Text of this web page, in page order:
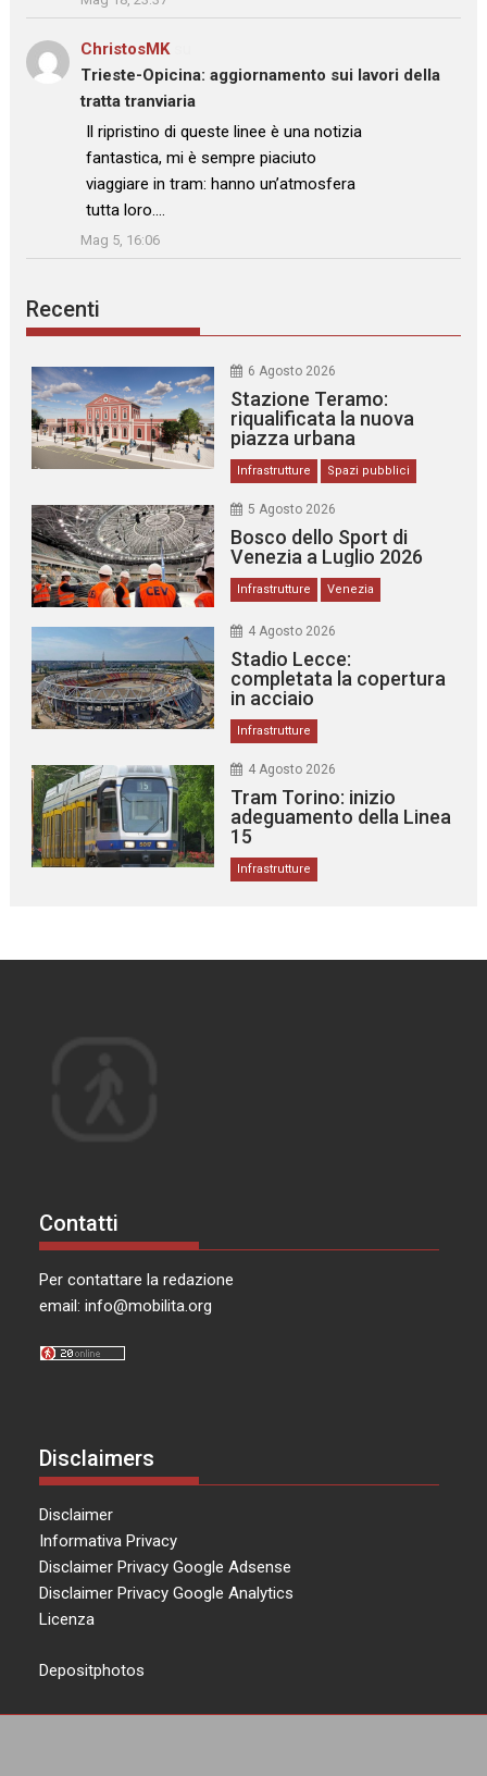
ChristosMKsu
Trieste-Opicina: aggiornamento sui lavori della
tratta tranviaria
: “
Il ripristino di queste linee è una notizia
fantastica, mi è sempre piaciuto
viaggiare in tram: hanno un’atmosfera
tutta loro.…
”
Mag 5, 16:06
Recenti
6 Agosto 2026
Stazione Teramo:
riqualificata la nuova
piazza urbana
Infrastrutture Spazi pubblici
5 Agosto 2026
Bosco dello Sport di
Venezia a Luglio 2026
Infrastrutture Venezia
4 Agosto 2026
Stadio Lecce:
completata la copertura
in acciaio
Infrastrutture
4 Agosto 2026
Tram Torino: inizio
adeguamento della Linea
15
Infrastrutture
Contatti
Per contattare la redazione
email:info@mobilita.org
Disclaimers
Disclaimer
Informativa Privacy
Disclaimer Privacy Google Adsense
Disclaimer Privacy Google Analytics
Licenza
Depositphotos